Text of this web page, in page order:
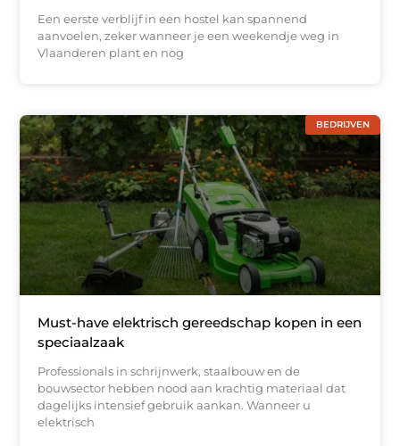
Een eerste verblijf in een hostel kan spannend
aanvoelen, zeker wanneer je een weekendje weg in
Vlaanderen plant en nog
BEDRIJVEN
Must-have elektrisch gereedschap kopen in een
speciaalzaak
Professionals in schrijnwerk, staalbouw en de
bouwsector hebben nood aan krachtig materiaal dat
dagelijks intensief gebruik aankan. Wanneer u
elektrisch